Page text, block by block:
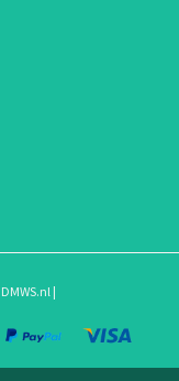
DMWS.nl |